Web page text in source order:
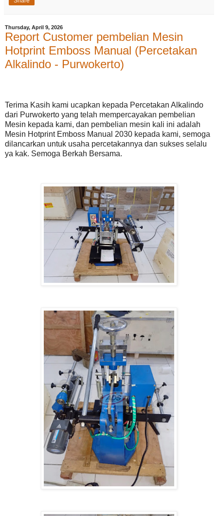
Thursday, April 9, 2026
Report Customer pembelian Mesin
Hotprint Emboss Manual (Percetakan
Alkalindo - Purwokerto)
Terima Kasih kami ucapkan kepada Percetakan Alkalindo
dari Purwokerto yang telah mempercayakan pembelian
Mesin kepada kami, dan pembelian mesin kali ini adalah
Mesin Hotprint Emboss Manual 2030 kepada kami, semoga
dilancarkan untuk usaha percetakannya dan sukses selalu
ya kak. Semoga Berkah Bersama.